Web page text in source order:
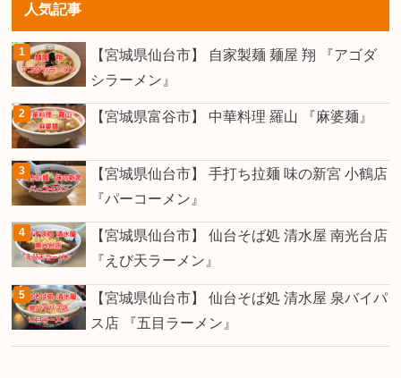
人気記事
【宮城県仙台市】 自家製麺 麺屋 翔 『アゴダ
シラーメン』
【宮城県富谷市】 中華料理 羅山 『麻婆麺』
【宮城県仙台市】 手打ち拉麺 味の新宮 小鶴店
『パーコーメン』
【宮城県仙台市】 仙台そば処 清水屋 南光台店
『えび天ラーメン』
【宮城県仙台市】 仙台そば処 清水屋 泉バイパ
ス店 『五目ラーメン』